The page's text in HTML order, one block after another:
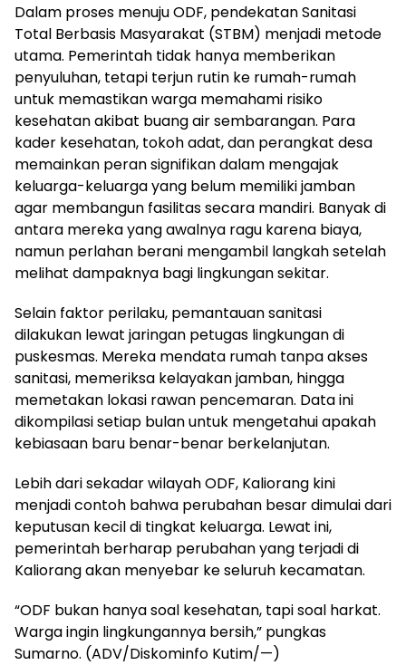
Dalam proses menuju ODF, pendekatan Sanitasi
Total Berbasis Masyarakat (STBM) menjadi metode
utama. Pemerintah tidak hanya memberikan
penyuluhan, tetapi terjun rutin ke rumah-rumah
untuk memastikan warga memahami risiko
kesehatan akibat buang air sembarangan. Para
kader kesehatan, tokoh adat, dan perangkat desa
memainkan peran signifikan dalam mengajak
keluarga-keluarga yang belum memiliki jamban
agar membangun fasilitas secara mandiri. Banyak di
antara mereka yang awalnya ragu karena biaya,
namun perlahan berani mengambil langkah setelah
melihat dampaknya bagi lingkungan sekitar.
Selain faktor perilaku, pemantauan sanitasi
dilakukan lewat jaringan petugas lingkungan di
puskesmas. Mereka mendata rumah tanpa akses
sanitasi, memeriksa kelayakan jamban, hingga
memetakan lokasi rawan pencemaran. Data ini
dikompilasi setiap bulan untuk mengetahui apakah
kebiasaan baru benar-benar berkelanjutan.
Lebih dari sekadar wilayah ODF, Kaliorang kini
menjadi contoh bahwa perubahan besar dimulai dari
keputusan kecil di tingkat keluarga. Lewat ini,
pemerintah berharap perubahan yang terjadi di
Kaliorang akan menyebar ke seluruh kecamatan.
“ODF bukan hanya soal kesehatan, tapi soal harkat.
Warga ingin lingkungannya bersih,” pungkas
Sumarno. (ADV/Diskominfo Kutim/—)